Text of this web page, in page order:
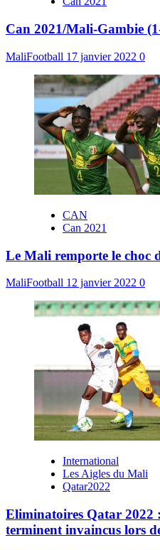
Can 2021/Mali-Gambie
MaliFootball 17 janvier 2022 0
CAN
Can 2021
Le Mali remporte le choc
MaliFootball 12 janvier 2022 0
International
Les Aigles du Mali
Qatar2022
Eliminatoires Qatar 2022
terminent invaincus lors